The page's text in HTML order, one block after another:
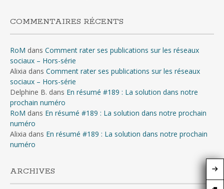
COMMENTAIRES RÉCENTS
RoM dans Comment rater ses publications sur les réseaux
sociaux – Hors-série
Alixia dans Comment rater ses publications sur les réseaux
sociaux – Hors-série
Delphine B. dans En résumé #189 : La solution dans notre
prochain numéro
RoM dans En résumé #189 : La solution dans notre prochain
numéro
Alixia dans En résumé #189 : La solution dans notre prochain
numéro
ARCHIVES